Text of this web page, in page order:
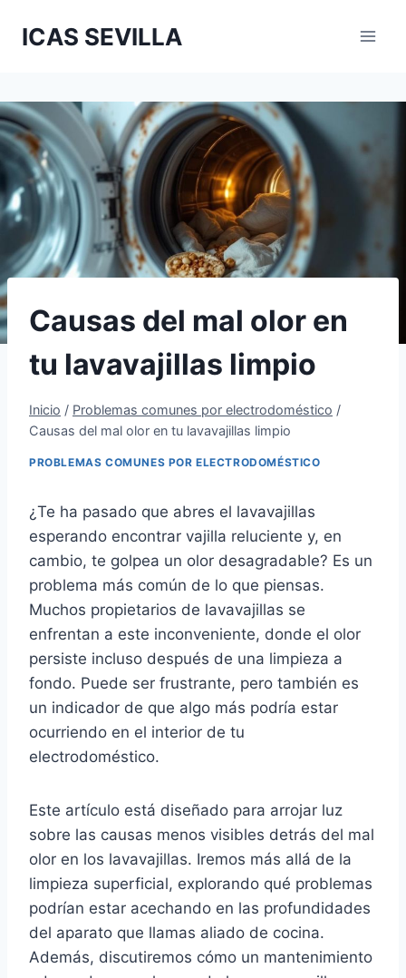
ICAS SEVILLA
Causas del mal olor en
tu lavavajillas limpio
Inicio / Problemas comunes por electrodoméstico /
Causas del mal olor en tu lavavajillas limpio
PROBLEMAS COMUNES POR ELECTRODOMÉSTICO
¿Te ha pasado que abres el lavavajillas
esperando encontrar vajilla reluciente y, en
cambio, te golpea un olor desagradable? Es un
problema más común de lo que piensas.
Muchos propietarios de lavavajillas se
enfrentan a este inconveniente, donde el olor
persiste incluso después de una limpieza a
fondo. Puede ser frustrante, pero también es
un indicador de que algo más podría estar
ocurriendo en el interior de tu
electrodoméstico.
Este artículo está diseñado para arrojar luz
sobre las causas menos visibles detrás del mal
olor en los lavavajillas. Iremos más allá de la
limpieza superficial, explorando qué problemas
podrían estar acechando en las profundidades
del aparato que llamas aliado de cocina.
Además, discutiremos cómo un mantenimiento